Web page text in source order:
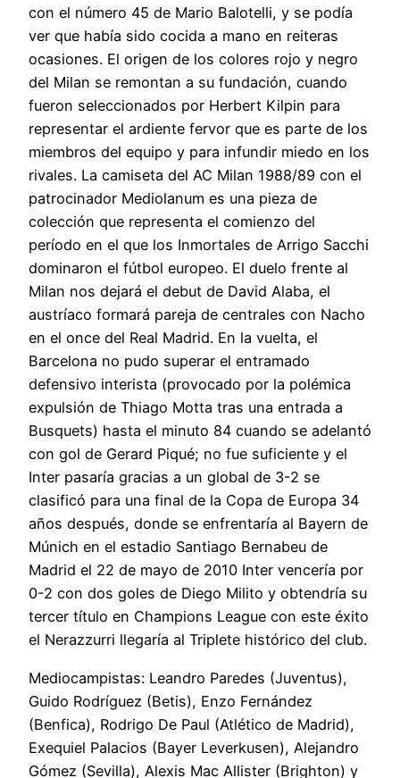
con el número 45 de Mario Balotelli, y se podía
ver que había sido cocida a mano en reiteras
ocasiones. El origen de los colores rojo y negro
del Milan se remontan a su fundación, cuando
fueron seleccionados por Herbert Kilpin para
representar el ardiente fervor que es parte de los
miembros del equipo y para infundir miedo en los
rivales. La camiseta del AC Milan 1988/89 con el
patrocinador Mediolanum es una pieza de
colección que representa el comienzo del
período en el que los Inmortales de Arrigo Sacchi
dominaron el fútbol europeo. El duelo frente al
Milan nos dejará el debut de David Alaba, el
austríaco formará pareja de centrales con Nacho
en el once del Real Madrid. En la vuelta, el
Barcelona no pudo superar el entramado
defensivo interista (provocado por la polémica
expulsión de Thiago Motta tras una entrada a
Busquets) hasta el minuto 84 cuando se adelantó
con gol de Gerard Piqué; no fue suficiente y el
Inter pasaría gracias a un global de 3-2 se
clasificó para una final de la Copa de Europa 34
años después, donde se enfrentaría al Bayern de
Múnich en el estadio Santiago Bernabeu de
Madrid el 22 de mayo de 2010 Inter vencería por
0-2 con dos goles de Diego Milito y obtendría su
tercer título en Champions League con este éxito
el Nerazzurri llegaría al Triplete histórico del club.
Mediocampistas: Leandro Paredes (Juventus),
Guido Rodríguez (Betis), Enzo Fernández
(Benfica), Rodrigo De Paul (Atlético de Madrid),
Exequiel Palacios (Bayer Leverkusen), Alejandro
Gómez (Sevilla), Alexis Mac Allister (Brighton) y